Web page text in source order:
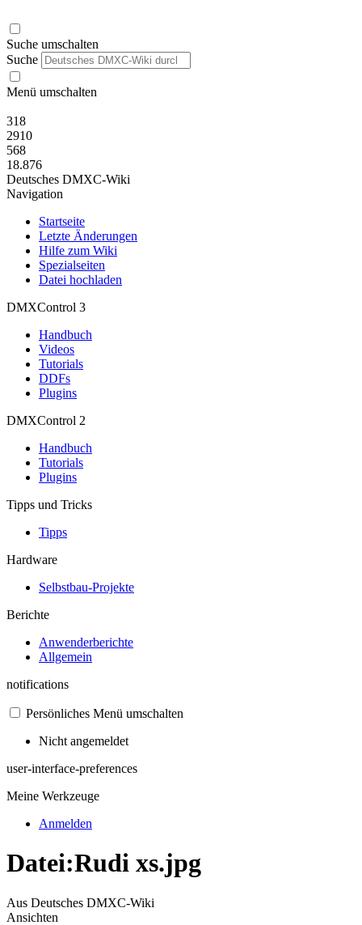
Suche umschalten
Suche
Menü umschalten
318
2910
568
18.876
Deutsches DMXC-Wiki
Navigation
Startseite
Letzte Änderungen
Hilfe zum Wiki
Spezialseiten
Datei hochladen
DMXControl 3
Handbuch
Videos
Tutorials
DDFs
Plugins
DMXControl 2
Handbuch
Tutorials
Plugins
Tipps und Tricks
Tipps
Hardware
Selbstbau-Projekte
Berichte
Anwenderberichte
Allgemein
notifications
Persönliches Menü umschalten
Nicht angemeldet
user-interface-preferences
Meine Werkzeuge
Anmelden
Datei:Rudi xs.jpg
Aus Deutsches DMXC-Wiki
Ansichten